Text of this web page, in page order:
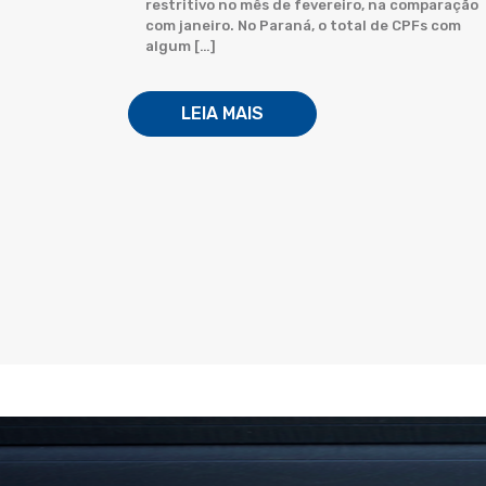
restritivo no mês de fevereiro, na comparação
com janeiro. No Paraná, o total de CPFs com
algum […]
LEIA MAIS